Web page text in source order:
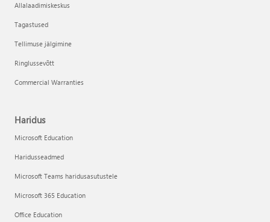
Allalaadimiskeskus
Tagastused
Tellimuse jälgimine
Ringlussevõtt
Commercial Warranties
Haridus
Microsoft Education
Haridusseadmed
Microsoft Teams haridusasutustele
Microsoft 365 Education
Office Education